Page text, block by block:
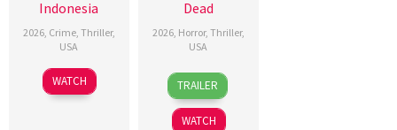
Indonesia
2026, Crime, Thriller,
USA
22
Jun
WATCH
Dead
2026, Horror, Thriller,
USA
18
Jul
2026
Mike
Stahl
TRAILER
WATCH